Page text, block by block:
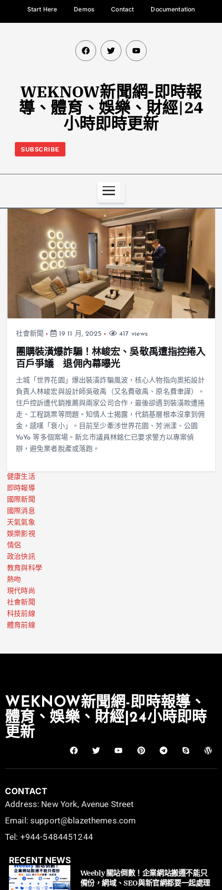
Start Here Demos Contact Documentation
WEKNOW新聞網-即時報
導、體育、娛樂、財經|24
小時即時更新
SUBSCRIBE
社會新聞 19 11 月, 2025 417 views
團購裝潢爆詐騙！林峻宏、吳敬禹遭指控捲入
百戶爭議 退佣內幕曝光
土城「世界花園」爆出裝潢詐騙風波，核心人物指向奧拓設計
負責人林峻宏與設計師吳敬禹（又名費敬禹、原名費聿譁）。
住戶控訴遭代銷推薦與兩家公司合作，最後卻遇到裝潢款遭捲
走、工程跳票等問題。知情人士揭露，代銷基層根本沒拿到佣
金，感嘆「衰小」。目前至少牽涉世界花園、芳洲漾、公園
YoYo 等多個案場。新北市議員林銘仁已要求警方以專案偵
辦，避免業者脫產或落跑。
健康生活
即時報導
國際新聞
國際消息
天氣氣象
娛樂影視
情侶
政治快訊
教育與科學
熱吻
現代時尚
社會新聞
科技前線
體育前線
WEKNOW新聞網-即時報導、
體育、娛樂、財經|24小時即時
更新
CONTACT
Address: New York, Avenue Street
Email: support@blazethemes.com
Tel: +944-5484451244
RECENT NEWS
Weebly 關站倒數！企業網站搬遷不能只
備份，網域、SEO與新官網都要一起處理